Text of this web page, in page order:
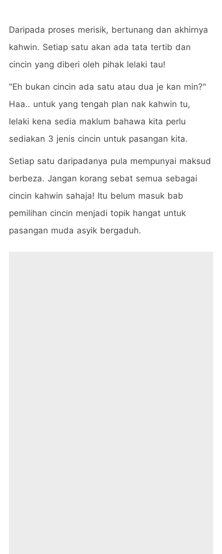
Daripada proses merisik, bertunang dan akhirnya
kahwin. Setiap satu akan ada tata tertib dan
cincin yang diberi oleh pihak lelaki tau!
"Eh bukan cincin ada satu atau dua je kan min?"
Haa.. untuk yang tengah plan nak kahwin tu,
lelaki kena sedia maklum bahawa kita perlu
sediakan 3 jenis cincin untuk pasangan kita.
Setiap satu daripadanya pula mempunyai maksud
berbeza. Jangan korang sebat semua sebagai
cincin kahwin sahaja! Itu belum masuk bab
pemilihan cincin menjadi topik hangat untuk
pasangan muda asyik bergaduh.